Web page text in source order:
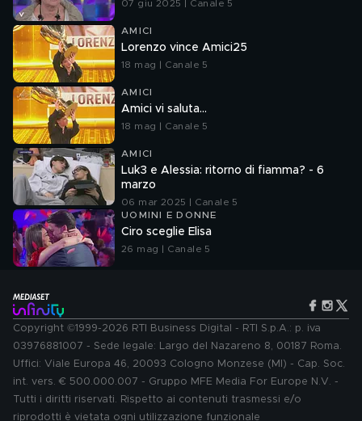
07 giu 2025 | Canale 5
AMICI
Lorenzo vince Amici25
18 mag | Canale 5
AMICI
Amici vi saluta...
18 mag | Canale 5
AMICI
Luk3 e Alessia: ritorno di fiamma? - 6
marzo
06 mar 2025 | Canale 5
UOMINI E DONNE
Ciro sceglie Elisa
26 mag | Canale 5
Copyright ©1999-2026 RTI Business Digital - RTI S.p.A.: p. iva
03976881007 - Sede legale: Largo del Nazareno 8, 00187 Roma.
Uffici: Viale Europa 46, 20093 Cologno Monzese (MI) - Cap. Soc.
int. vers. € 500.000.007 - Gruppo MFE Media For Europe N.V. -
Tutti i diritti riservati. Rispetto ai contenuti trasmessi e/o
riprodotti è vietata ogni utilizzazione funzionale